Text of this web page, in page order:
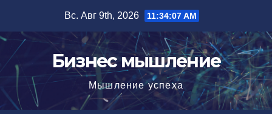
содержимому
Вс. Авг 9th, 2026 11:34:08 AM
Бизнес мышление
Мышление успеха